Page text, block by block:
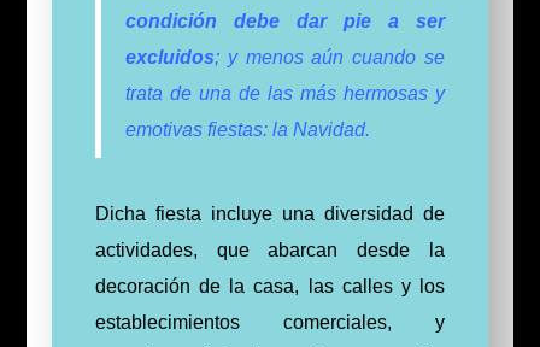
condición debe dar pie a ser
excluidos; y menos aún cuando se
trata de una de las más hermosas y
emotivas fiestas: la Navidad.
Dicha fiesta incluye una diversidad de
actividades, que abarcan desde la
decoración de la casa, las calles y los
establecimientos comerciales, y